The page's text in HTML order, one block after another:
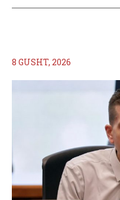
8 GUSHT, 2026